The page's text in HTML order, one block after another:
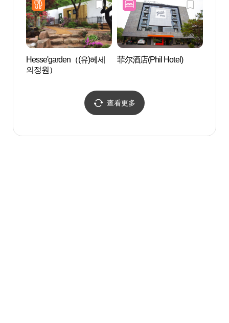
Hesse'garden（(유)헤세
의정원）
菲尔酒店(Phil Hotel)
查看更多